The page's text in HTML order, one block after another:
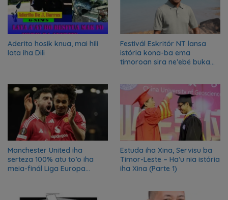
Aderito hosik knua, mai hili
lata iha Dili
Festivál Eskritór NT lansa
istória kona-ba ema
timoroan sira ne’ebé buka
Manchester United iha
serteza 100% atu to’o iha
meia-finál Liga Europa
Estuda iha Xina, Servisu ba
Timor-Leste – Ha’u nia istória
iha Xina (Parte 1)